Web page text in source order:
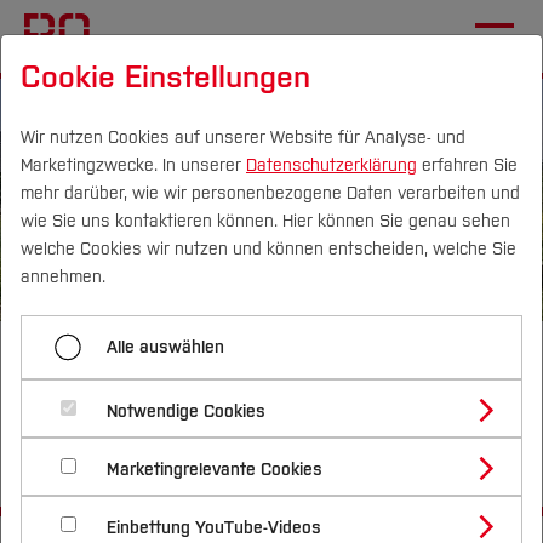
Campus Personen DE|EN Quicklinks
Studium
Studienangebote
Bachelorstudiengänge
Masterstudiengänge
Vor dem Studium
Bewerben & Einschreiben
Bewerbungsportal
Im Studium
Studienbüros und Prüfungen
Nach dem Studium
Forschung & Transfer
Profil
Forschungs- und Transferprofil
Schwerpunkte (FuT)
Beratung & Förderung
Nachhaltigkeit
Nachhaltigkeit studieren
International
Urbane Ökologie und
Gemeinschaftsbildung
THALESruhr-Transferprojekt 4
Cookie Einstellungen
Wir nutzen Cookies auf unserer Website für Analyse- und
Marketingzwecke. In unserer Datenschutzerklärung erfahren Sie
mehr darüber, wie wir personenbezogene Daten verarbeiten und
wie Sie uns kontaktieren können. Hier können Sie genau sehen
welche Cookies wir nutzen und können entscheiden, welche Sie
annehmen.
Alle auswählen
Notwendige Cookies
Marketingrelevante Cookies
Einbettung YouTube-Videos